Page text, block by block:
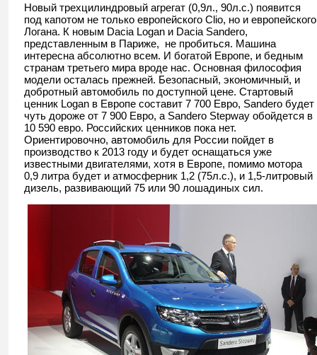
Новый трехцилиндровый агрегат (0,9л., 90л.с.) появится
под капотом не только европейского Clio, но и европейского
Логана. К новым Dacia Logan и Dacia Sandero,
представленным в Париже, не пробиться. Машина
интересна абсолютно всем. И богатой Европе, и бедным
странам третьего мира вроде нас. Основная философия
модели осталась прежней. Безопасный, экономичный, и
добротный автомобиль по доступной цене. Стартовый
ценник Logan в Европе составит 7 700 Евро, Sandero будет
чуть дороже от 7 900 Евро, а Sandero Stepway обойдется в
10 590 евро. Российских ценников пока нет.
Ориентировочно, автомобиль для России пойдет в
производство к 2013 году и будет оснащаться уже
известными двигателями, хотя в Европе, помимо мотора
0,9 литра будет и атмосферник 1,2 (75л.с.), и 1,5-литровый
дизель, развивающий 75 или 90 лошадиных сил.